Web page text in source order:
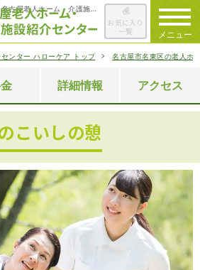
メニュー
お気に入り
一覧
ハローケアについて
老人ホームを 検索する
ト
れ
ンター ハローケア トップ 名古屋市名東区の老人ホ
詳細情報 アクセス
こいしの憩